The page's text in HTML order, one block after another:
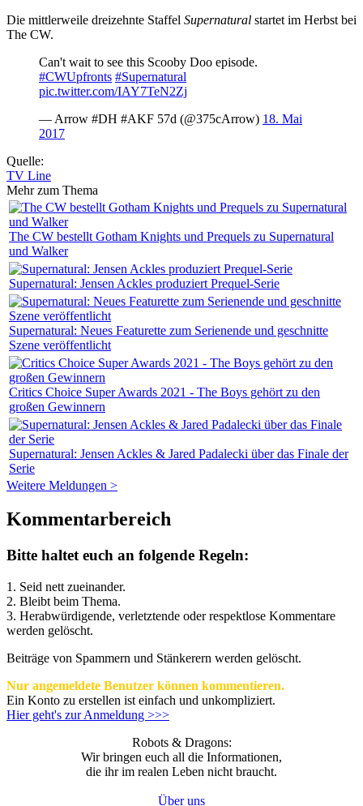
Die mittlerweile dreizehnte Staffel Supernatural startet im Herbst bei
The CW.
Can't wait to see this Scooby Doo episode.
#CWUpfronts #Supernatural
pic.twitter.com/IAY7TeN2Zj
— Arrow #DH #AKF 57d (@375cArrow) 18. Mai
2017
Quelle:
TV Line
Mehr zum Thema
The CW bestellt Gotham Knights und Prequels zu Supernatural
und Walker
Supernatural: Jensen Ackles produziert Prequel-Serie
Supernatural: Neues Featurette zum Serienende und geschnitte
Szene veröffentlicht
Critics Choice Super Awards 2021 - The Boys gehört zu den
großen Gewinnern
Supernatural: Jensen Ackles & Jared Padalecki über das Finale der
Serie
Weitere Meldungen >
Kommentarbereich
Bitte haltet euch an folgende Regeln:
1. Seid nett zueinander.
2. Bleibt beim Thema.
3. Herabwürdigende, verletztende oder respektlose Kommentare
werden gelöscht.
Beiträge von Spammern und Stänkerern werden gelöscht.
Nur angemeldete Benutzer können kommentieren.
Ein Konto zu erstellen ist einfach und unkompliziert.
Hier geht's zur Anmeldung >>>
Robots & Dragons:
Wir bringen euch all die Informationen,
die ihr im realen Leben nicht braucht.
Über uns